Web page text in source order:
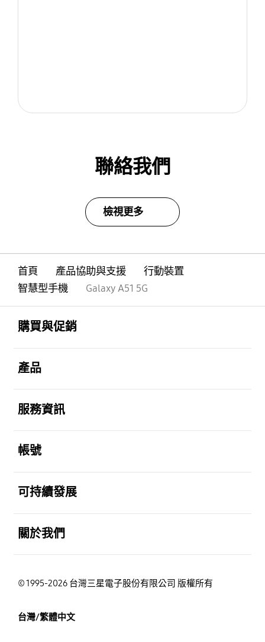
聯絡我們
檢視更多
首頁 產品協助與支援
行動裝置
智慧型手機
Galaxy A51 5G
購買與促銷
產品
服務資訊
帳號
可持續發展
關於我們
© 1995-2026 台灣三星電子股份有限公司 版權所有
台灣/繁體中文